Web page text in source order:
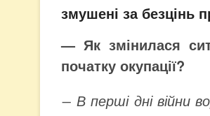
змушені за безцінь
— Як змінилася
початку окупації?
— В перші дні війни